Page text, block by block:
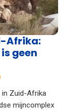
Afrika:
geen
in Zuid-Afrika
mijncomplex